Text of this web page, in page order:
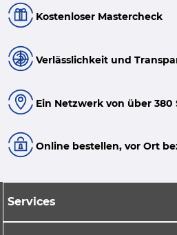
Kostenloser Mastercheck
Verlässlichkeit und
Ein Netzwerk von über 380
Online bestellen, vor Ort
Services